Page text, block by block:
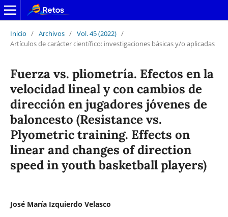
Inicio / Archivos / Vol. 45 (2022) /
Artículos de carácter científico: investigaciones básicas y/o aplicadas
Fuerza vs. pliometría. Efectos en la
velocidad lineal y con cambios de
dirección en jugadores jóvenes de
baloncesto (Resistance vs.
Plyometric training. Effects on
linear and changes of direction
speed in youth basketball players)
José María Izquierdo Velasco